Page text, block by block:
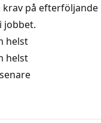
krav på efterföljande
jobbet.
helst
helst